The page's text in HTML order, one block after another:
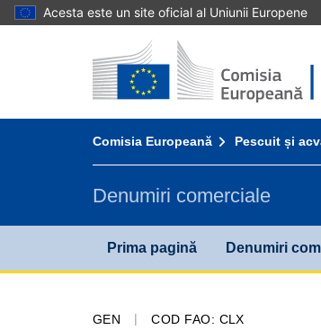
Acesta este un site oficial al Uniunii Europene
Accesaţi conţinutulPrima pagină - Comisia Europeană
Comisia Europeană Pescuit și
Denumiri comerciale
Prima pagină Denumiri
GEN COD FAO: CLX